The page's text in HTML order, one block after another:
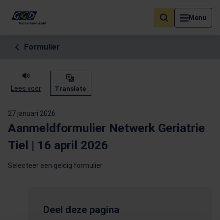
Menu
Als de resultaten voor automatisch aanvullen beschikbaar zijn,
Formulier
Lees voor Translate
27 januari 2026
Aanmeldformulier Netwerk Geriatrie
Tiel | 16 april 2026
Selecteer een geldig formulier
Deel deze pagina